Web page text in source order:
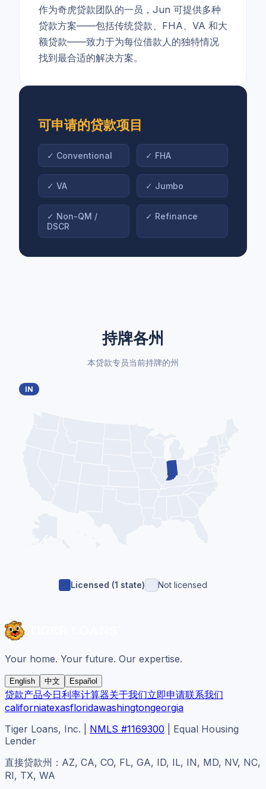
作为奇虎贷款团队的一员，Jun 可提供多种
贷款方案——包括传统贷款、FHA、VA 和大
额贷款——致力于为每位借款人的独特情况
找到最合适的解决方案。
可申请的贷款项目
✓ Conventional ✓ FHA
✓ VA ✓ Jumbo
✓ Non-QM /
DSCR
✓ Refinance
持牌各州
本贷款专员当前持牌的州
IN
Licensed (1 state) Not licensed
Your home. Your future. Our expertise.
English 中文 Español
贷款产品今日利率计算器关于我们立即申请联系我们
californiatexasfloridawashingtongeorgia
Tiger Loans, Inc.
NMLS #1169300
Equal Housing
Lender
直接贷款州：AZ, CA, CO, FL, GA, ID, IL, IN, MD, NV, NC,
RI, TX, WA